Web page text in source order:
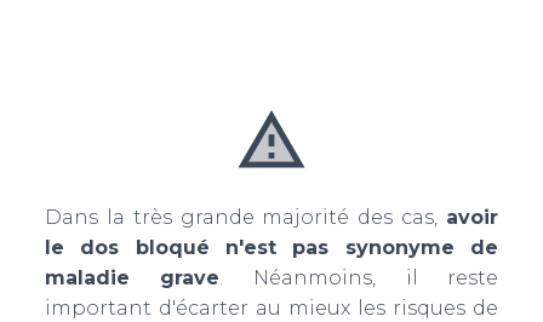
Dans la très grande majorité des cas, avoir
le dos bloqué n'est pas synonyme de
maladie grave. Néanmoins, il reste
important d'écarter au mieux les risques de